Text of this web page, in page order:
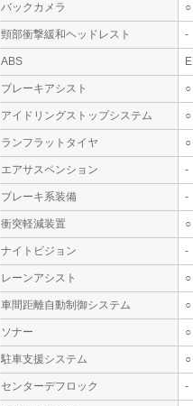
バックカメラ ○
頸部衝撃緩和ヘッドレスト -
ABS
ブレーキアシスト ○
アイドリングストップシステム ○
ランフラットタイヤ ○
エアサスペンション -
ブレーキ系装備 -
衝突軽減装置 ○
ナイトビジョン -
レーンアシスト ○
車間距離自動制御システム ○
ソナー ○
駐車支援システム ○
センターデフロック -